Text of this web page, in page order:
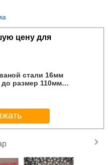
цену для
стали 16мм
размер 110мм